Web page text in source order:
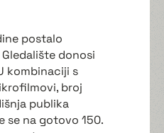
postalo
donosi
kombinaciji s
broj
publika
se na gotovo 150.